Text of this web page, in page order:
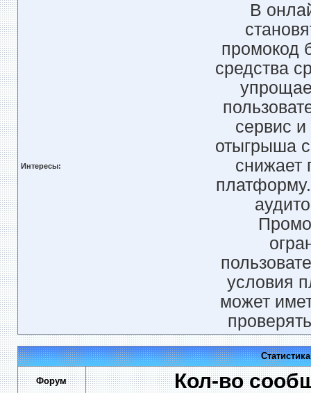
Интересы:
В
промокод
средства
сервис
отыгрыша
снижает
условия
может
Форум Кол-во